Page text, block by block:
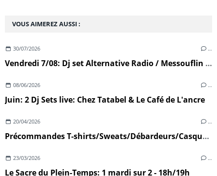
VOUS AIMEREZ AUSSI :
30/07/2026 …
Vendredi 7/08: Dj set Alternative Radio / Messouflin (Ploumoguer)
08/06/2026 …
Juin: 2 Dj Sets live: Chez Tatabel & Le Café de L'ancre
20/04/2026 …
Précommandes T-shirts/Sweats/Débardeurs/Casquettes
23/03/2026 …
Le Sacre du Plein-Temps: 1 mardi sur 2 - 18h/19h